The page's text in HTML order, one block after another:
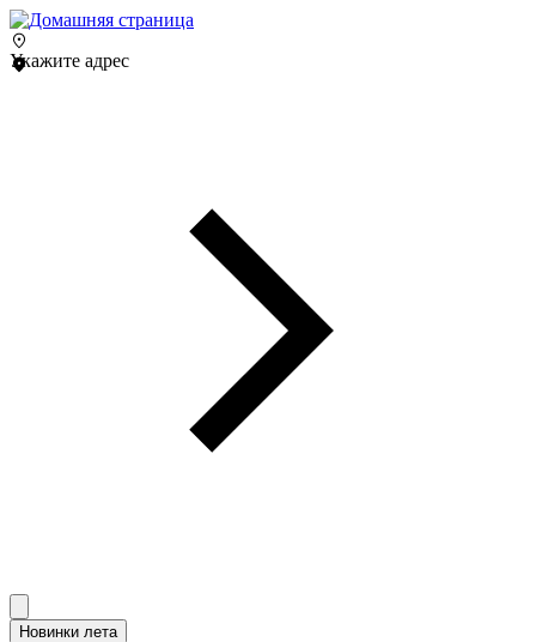
Укажите адрес
Новинки лета